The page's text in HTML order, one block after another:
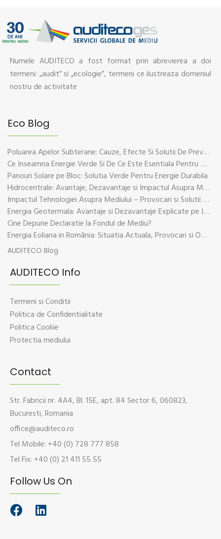
Numele AUDITECO a fost format prin abrevierea a doi
termeni: „audit” si „ecologie”, termeni ce ilustreaza domeniul
nostru de activitate
Eco Blog
Poluarea Apelor Subterane: Cauze, Efecte Si Solutii De Prevenire
Ce Inseamna Energie Verde Si De Ce Este Esentiala Pentru Viitorul Planetei
Panouri Solare pe Bloc: Solutia Verde Pentru Energie Durabila
Hidrocentrale: Avantaje, Dezavantaje si Impactul Asupra Mediului
Impactul Tehnologiei Asupra Mediului – Provocari si Solutii Sustenabile
Energia Geotermala: Avantaje si Dezavantaje Explicate pe Intelesul Tuturor
Cine Depune Declaratie la Fondul de Mediu?
Energia Eoliana in România: Situatia Actuala, Provocari si Oportunitati
AUDITECO Blog
AUDITECO Info
Termeni si Conditii
Politica de Confidentialitate
Politica Cookie
Protectia mediului
Contact
Str. Fabricii nr. 4A4, Bl. 15E, apt. 84 Sector 6, 060823,
Bucuresti, Romania
office@auditeco.ro
Tel Mobile: +40 (0) 728 777 858
Tel Fix: +40 (0) 21 411 55 55
Follow Us On